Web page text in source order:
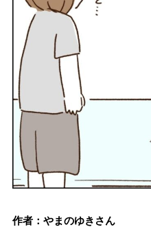
作者：やまのゆきさん